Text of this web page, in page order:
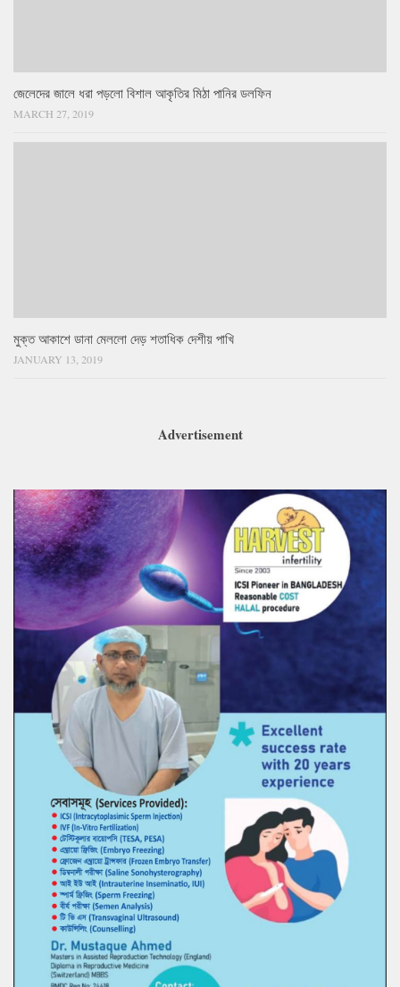
জেলেদের জালে ধরা পড়লো বিশাল আকৃতির মিঠা পানির ডলফিন
MARCH 27, 2019
মুক্ত আকাশে ডানা মেললো দেড় শতাধিক দেশীয় পাখি
JANUARY 13, 2019
Advertisement